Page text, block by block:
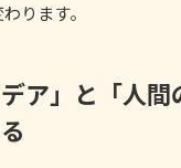
ります。
ア」と「人間